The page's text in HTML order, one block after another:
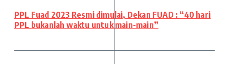
PPL Fuad 2023 Resmi dimulai, Dekan FUAD : “40 hari
PPL bukanlah waktu untuk main-main”